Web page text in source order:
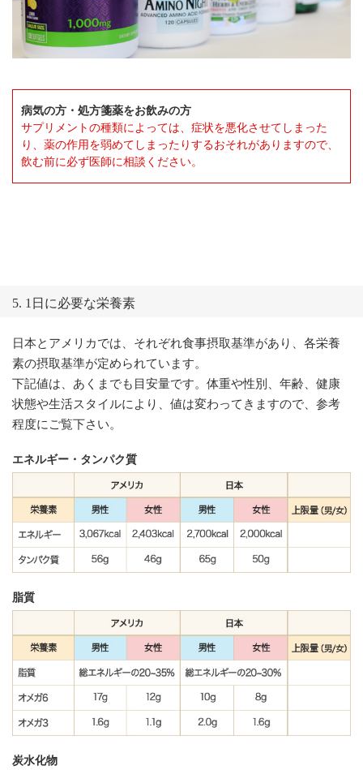
病気の方・処方箋薬をお飲みの方
サプリメントの種類によっては、症状を悪化させてしまった
り、薬の作用を弱めてしまったりするおそれがありますので、
飲む前に必ず医師に相談ください。
5. 1日に必要な栄養素
日本とアメリカでは、それぞれ食事摂取基準があり、各栄養
素の摂取基準が定められています。
下記値は、あくまでも目安量です。体重や性別、年齢、健康
状態や生活スタイルにより、値は変わってきますので、参考
程度にご覧下さい。
エネルギー・タンパク質
脂質
炭水化物